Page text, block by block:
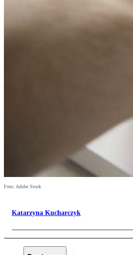
Foto: Adobe Stock
Katarzyna Kucharczyk